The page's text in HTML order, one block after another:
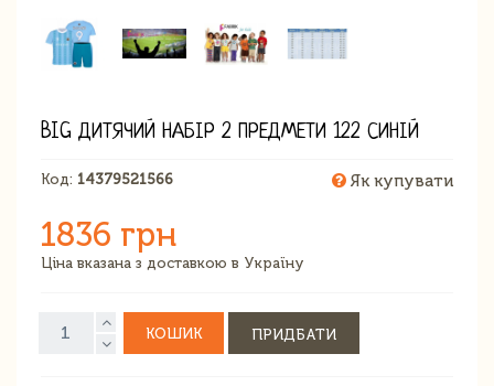
BIG ДИТЯЧИЙ НАБІР 2 ПРЕДМЕТИ 122 СИНІЙ
Код: 14379521566 Як купувати
1836 грн
Ціна вказана з доставкою в Україну
КОШИК ПРИДБАТИ